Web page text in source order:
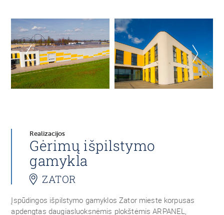
Realizacijos
Gėrimų išpilstymo
gamykla
ZATOR
Įspūdingos išpilstymo gamyklos Zator mieste korpusas
apdengtas daugiasluoksnėmis plokštėmis ARPANEL,